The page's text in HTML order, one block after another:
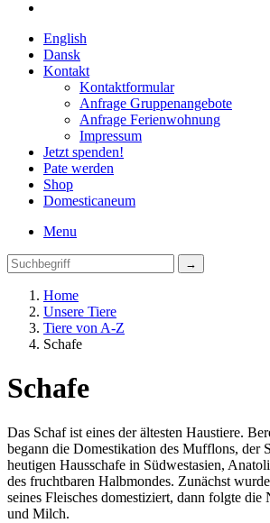
English
Dansk
Kontakt
Kontaktformular
Anfrage Gruppenangebote
Anfrage Ferienwohnung
Impressum
Jetzt spenden!
Pate werden
Shop
Domesticaneum
Menu
Home
Unsere Tiere
Tiere von A-Z
Schafe
Schafe
Das Schaf ist eines der ältesten Haustiere.
begann die Domestikation des Mufflons, der
heutigen Hausschafe in Südwestasien,
des fruchtbaren Halbmondes. Zunächst
seines Fleisches domestiziert, dann folgte
und Milch.